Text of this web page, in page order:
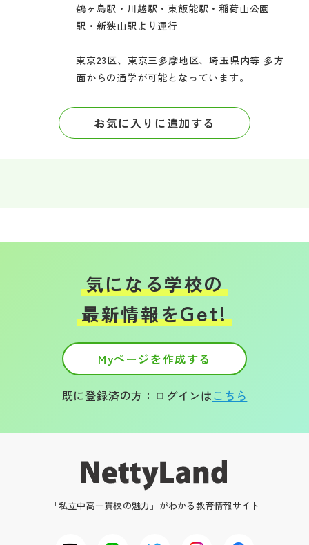
鶴ヶ島駅・川越駅・東飯能駅・稲荷山公園
駅・新狭山駅より運行
東京23区、東京三多摩地区、埼玉県内等 多方
面からの通学が可能となっています。
お気に入りに追加する
気になる学校の
最新情報をGet!
Myページを作成する
既に登録済の方：ログインはこちら
「私立中高一貫校の魅力」がわかる教育情報サイト